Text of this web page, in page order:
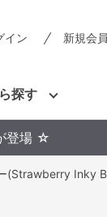
イン 新規会
探す
登場 ☆
(Strawberry Inky